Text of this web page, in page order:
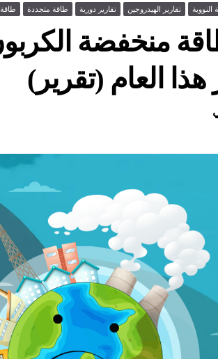
النووية تقارير الهيدروجين تقارير دورية طاقة متجددة
منخفضة